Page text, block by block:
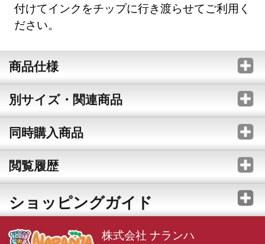
付けてインクをチップに行き渡らせてご利用く
ださい。
商品仕様
別サイズ・関連商品
同時購入商品
閲覧履歴
ショッピングガイド
株式会社 ナランハ